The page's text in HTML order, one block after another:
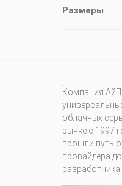
Размеры
Компания
облачных
рынке с 1997
прошли путь
провайдера
разработчика